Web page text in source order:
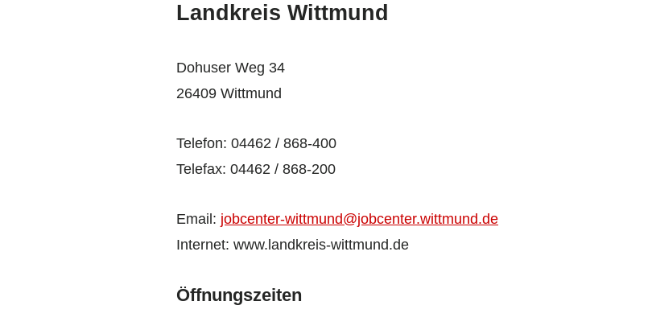
Landkreis Wittmund
Dohuser Weg 34
26409 Wittmund
Telefon: 04462 / 868-400
Telefax: 04462 / 868-200
Email: jobcenter-wittmund@jobcenter.wittmund.de
Internet: www.landkreis-wittmund.de
Öffnungszeiten